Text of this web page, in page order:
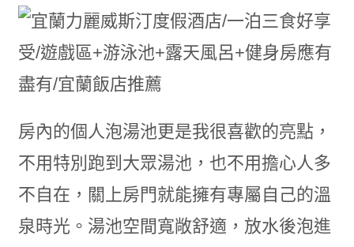
房內的個人泡湯池更是我很喜歡的亮點，
不用特別跑到大眾湯池，也不用擔心人多
不自在，關上房門就能擁有專屬自己的溫
泉時光。湯池空間寬敞舒適，放水後泡進